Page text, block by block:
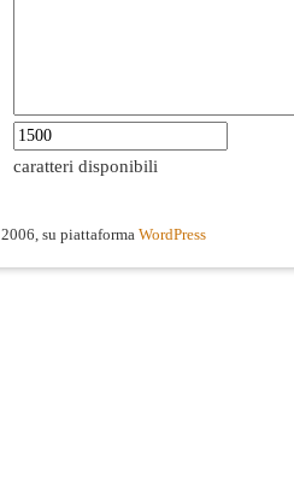
caratteri disponibili
2006, su piattaforma WordPress